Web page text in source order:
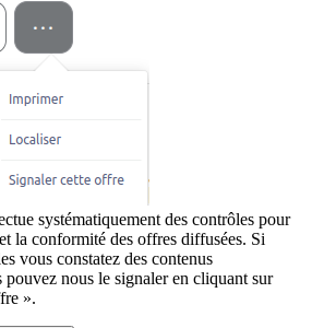
systématiquement des contrôles pour
la conformité des offres diffusées. Si
vous constatez des contenus
pouvez nous le signaler en cliquant sur
».